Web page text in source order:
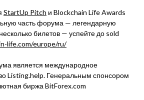
StartUp Pitch и Blockchain Life Awards
часть форума — легендарную
билетов — успейте до sold
life.com/europe/ru/
является международное
Listing.help. Генеральным спонсором
биржа BitForex.com